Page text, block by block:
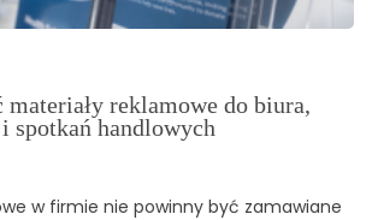
materiały reklamowe do biura,
spotkań handlowych
w firmie nie powinny być zamawiane